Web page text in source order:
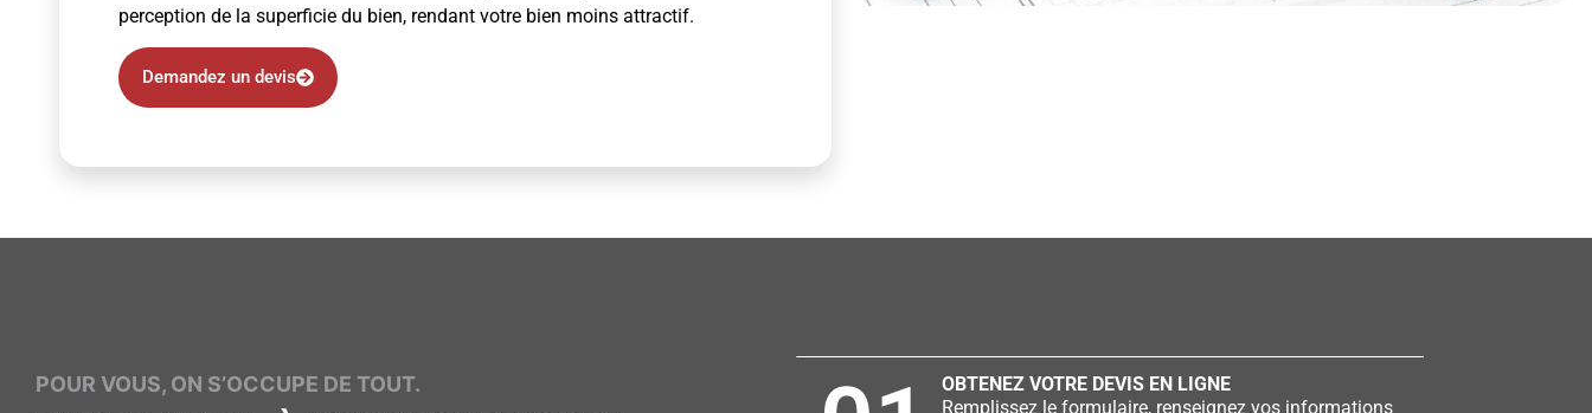
perception de la superficie du bien, rendant votre bien moins attractif.
Demandez un devis
POUR VOUS, ON S’OCCUPE DE TOUT.
OBTENEZ VOTRE DEVIS EN LIGNE
Remplissez le formulaire, renseignez vos informations